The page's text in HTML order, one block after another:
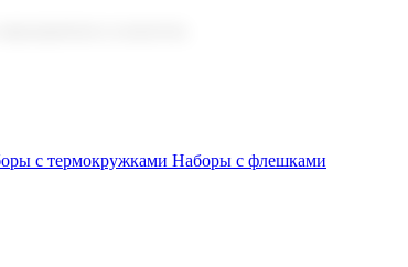
и клиентов.
с термокружками Наборы с флешками